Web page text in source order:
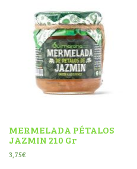
MERMELADA PÉTALOS
JAZMIN 210 Gr
3,75€